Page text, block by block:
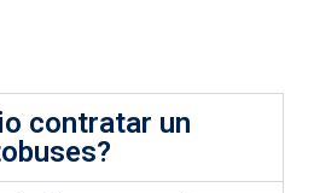
contratar un